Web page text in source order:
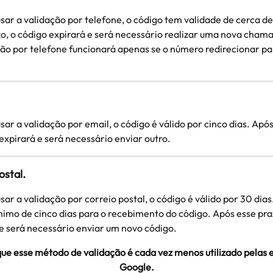
a validação por telefone, o código tem validade de cerca
o código expirará e será necessário realizar uma nova
por telefone funcionará apenas se o número redirecionar
a validação por email, o código é válido por cinco dias.
e será necessário enviar outro.
a validação por correio postal, o código é válido por 30
de cinco dias para o recebimento do código. Após esse
será necessário enviar um novo código.
esse método de validação é cada vez menos utilizado pelas
Google.